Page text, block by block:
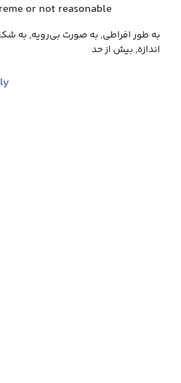
or not reasonable
به طور افراطی, به صورت بی‌رویه, به
اندازه, بیش از حد